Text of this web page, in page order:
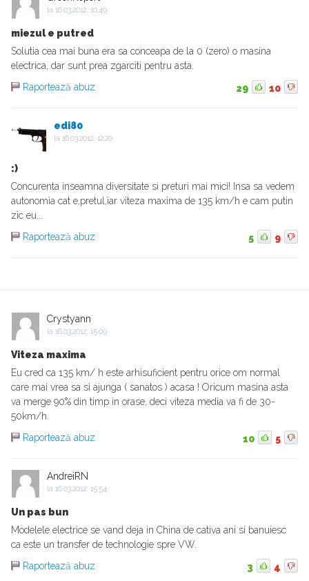
la 16.03.2012, 10:49
miezul e putred
Solutia cea mai buna era sa conceapa de la 0 (zero) o masina
electrica, dar sunt prea zgarciti pentru asta.
Raportează abuz
29 10
edi80
la 16.03.2012, 12:20
:)
Concurenta inseamna diversitate si preturi mai mici! Insa sa vedem
autonomia cat e,pretul,iar viteza maxima de 135 km/h e cam putin
zic eu...
Raportează abuz
5 9
Crystyann
la 16.03.2012, 15:09
Viteza maxima
Eu cred ca 135 km/ h este arhisuficient pentru orice om normal
care mai vrea sa si ajunga ( sanatos ) acasa ! Oricum masina asta
va merge 90% din timp in orase, deci viteza media va fi de 30-
50km/h.
Raportează abuz
10 5
AndreiRN
la 16.03.2012, 15:54
Un pas bun
Modelele electrice se vand deja in China de cativa ani si banuiesc
ca este un transfer de technologie spre VW.
Raportează abuz
3 4